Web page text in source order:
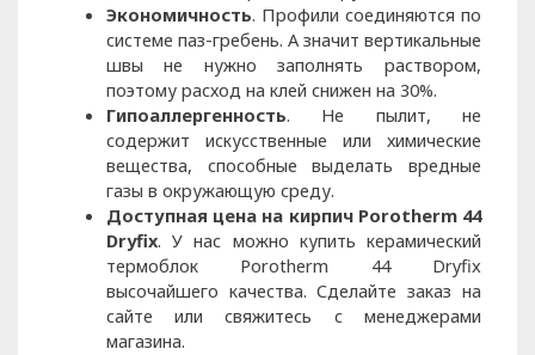
Экономичность. Профили соединяются по
системе паз-гребень. А значит вертикальные
швы не нужно заполнять раствором,
поэтому расход на клей снижен на 30%.
Гипоаллергенность. Не пылит, не
содержит искусственные или химические
вещества, способные выделать вредные
газы в окружающую среду.
Доступная цена на кирпич Porotherm 44
Dryfix. У нас можно купить керамический
термоблок Porotherm 44 Dryfix
высочайшего качества. Сделайте заказ на
сайте или свяжитесь с менеджерами
магазина.